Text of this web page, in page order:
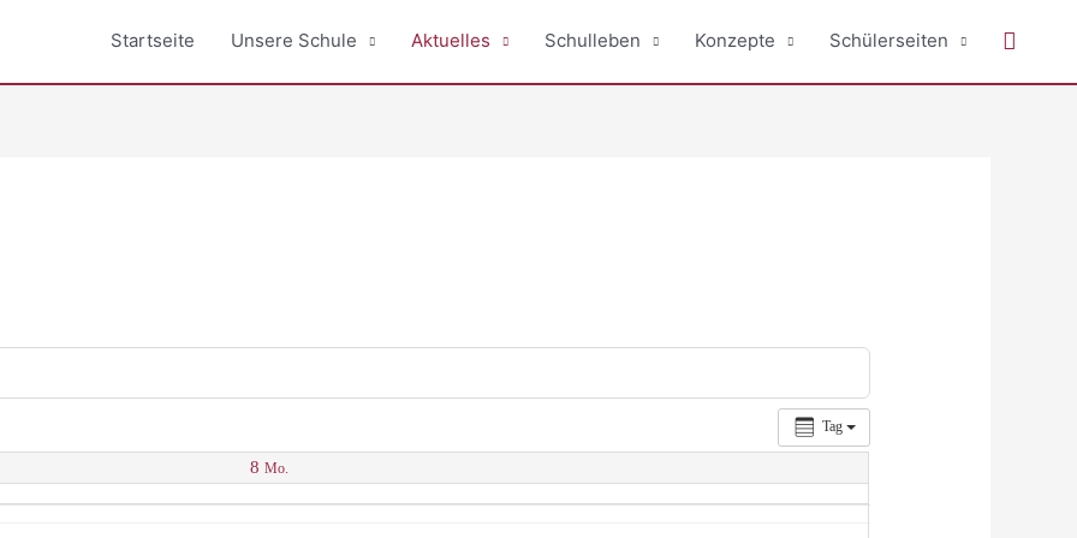
Startseite Unsere Schule Aktuelles Schulleben Konzepte Schülerseiten
Tag
8 Mo.